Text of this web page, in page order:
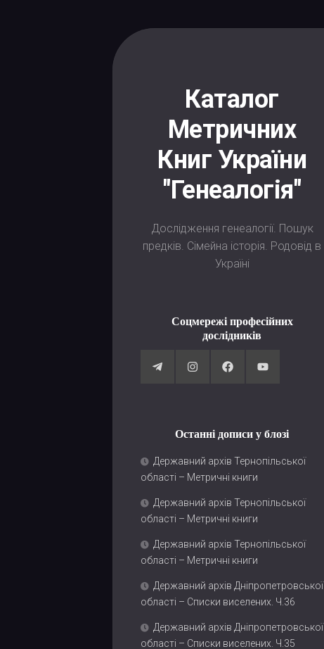
Каталог
Метричних
Книг України
"Генеалогія"
Дослідження генеалогії. Пошук
предків. Сімейна історія. Родовід в
Україні
Соцмережі професійних
дослідників
Останні дописи у блозі
Державний архів Тернопільської
області – Метричні книги
Державний архів Тернопільської
області – Метричні книги
Державний архів Тернопільської
області – Метричні книги
Державний архів Дніпропетровської
області – Списки виселених. Ч.36
Державний архів Дніпропетровської
області – Списки виселених. Ч.35